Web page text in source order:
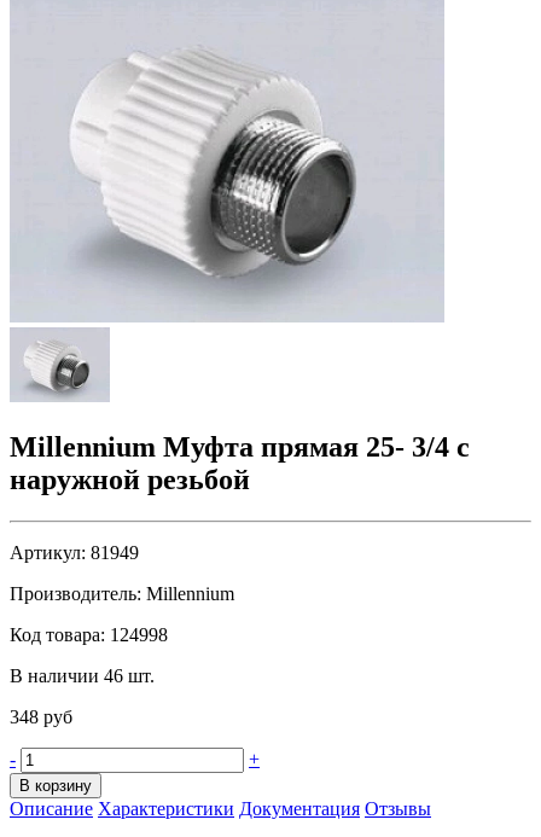
Millennium Муфта прямая 25- 3/4 с
наружной резьбой
Артикул: 81949
Производитель: Millennium
Код товара: 124998
В наличии 46 шт.
348 руб
- +
В корзину
Описание Характеристики Документация Отзывы